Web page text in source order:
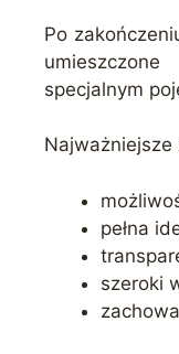
Po
specjalnym
Najważniejsze
pełna
szeroki